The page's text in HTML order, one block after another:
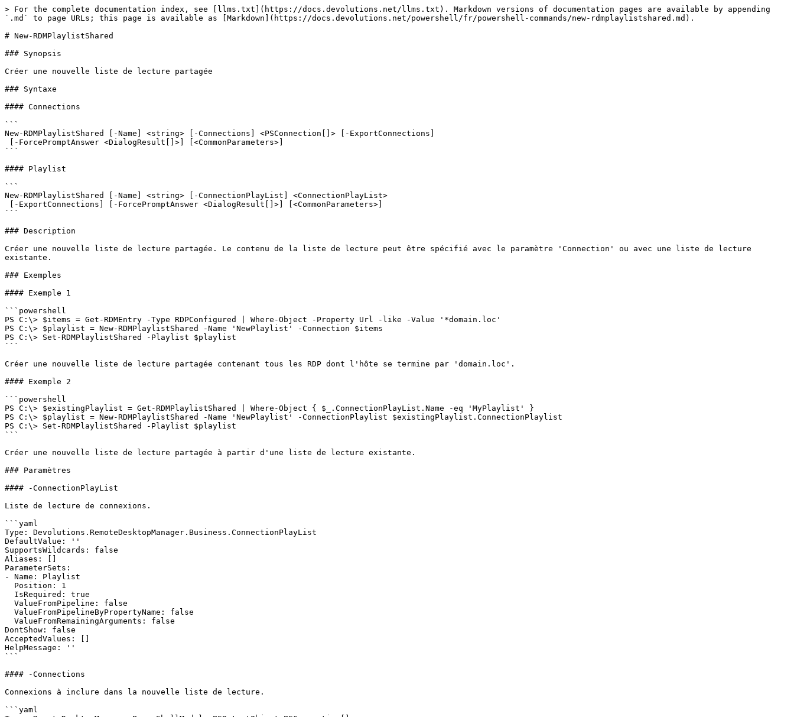
> For the complete documentation index, see [llms.txt](https://docs.devolutions.net/llms.txt). Markdown versions of documentation pages are available by appending
`.md` to page URLs; this page is available as [Markdown](https://docs.devolutions.net/powershell/fr/powershell-commands/new-rdmplaylistshared.md).
# New-RDMPlaylistShared
### Synopsis
Créer une nouvelle liste de lecture partagée
### Syntaxe
#### Connections
```
New-RDMPlaylistShared [-Name] <string> [-Connections] <PSConnection[]> [-ExportConnections]
```
#### Playlist
```
New-RDMPlaylistShared [-Name] <string> [-ConnectionPlayList] <ConnectionPlayList>
```
### Description
Créer une nouvelle liste de lecture partagée. Le contenu de la liste de lecture peut être spécifié avec le paramètre 'Connection' ou avec une liste de lecture
existante.
### Exemples
#### Exemple 1
```powershell
PS C:\> $items = Get-RDMEntry -Type RDPConfigured | Where-Object -Property Url -like -Value '*domain.loc'
PS C:\> $playlist = New-RDMPlaylistShared -Name 'NewPlaylist' -Connection $items
PS C:\> Set-RDMPlaylistShared -Playlist $playlist
```
Créer une nouvelle liste de lecture partagée contenant tous les RDP dont l'hôte se termine par 'domain.loc'.
#### Exemple 2
```powershell
PS C:\> $existingPlaylist = Get-RDMPlaylistShared | Where-Object { $_.ConnectionPlayList.Name -eq 'MyPlaylist' }
PS C:\> $playlist = New-RDMPlaylistShared -Name 'NewPlaylist' -ConnectionPlaylist $existingPlaylist.ConnectionPlaylist
PS C:\> Set-RDMPlaylistShared -Playlist $playlist
```
Créer une nouvelle liste de lecture partagée à partir d'une liste de lecture existante.
### Paramètres
#### -ConnectionPlayList
Liste de lecture de connexions.
```yaml
Type: Devolutions.RemoteDesktopManager.Business.ConnectionPlayList
DefaultValue: ''
SupportsWildcards: false
Aliases: []
ParameterSets:
- Name: Playlist
DontShow: false
AcceptedValues: []
HelpMessage: ''
```
#### -Connections
Connexions à inclure dans la nouvelle liste de lecture.
```yaml